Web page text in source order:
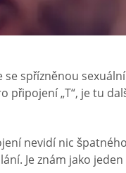
spřízněnou
„T“, je tu
nevidí nic
Je znám jako